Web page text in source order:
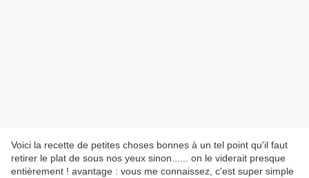
Voici la recette de petites choses bonnes à un tel point qu'il faut
retirer le plat de sous nos yeux sinon...... on le viderait presque
entièrement ! avantage : vous me connaissez, c'est super simple